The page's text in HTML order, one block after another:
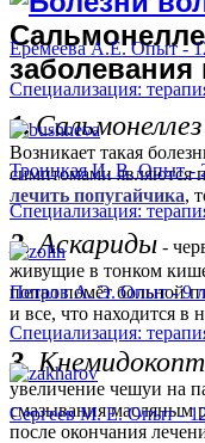
С
заболевания
1.Сальмонеллез
Возникает такая
симптомами являются
лечить попугайчика,
2.Аскариды -
живущие в тонком
попал помёт больной
и все, что находится в
3.
увеличение чешуи на
смазывания масляным
после окончания
Еремеева А.Е. Опыт -
Специализация:
Троицкая И. В. Опыт -
Специализация:
Петров А. Э. Опыт - 9
Специализация:
Сергеев М. Е. Опыт -